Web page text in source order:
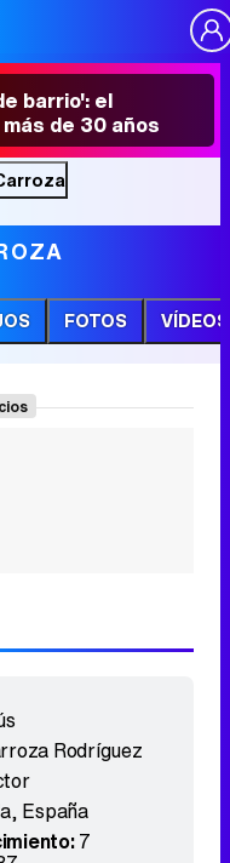
barrio': el
de 30 años
FOTOS VÍDEOS
Rodríguez
, España
7